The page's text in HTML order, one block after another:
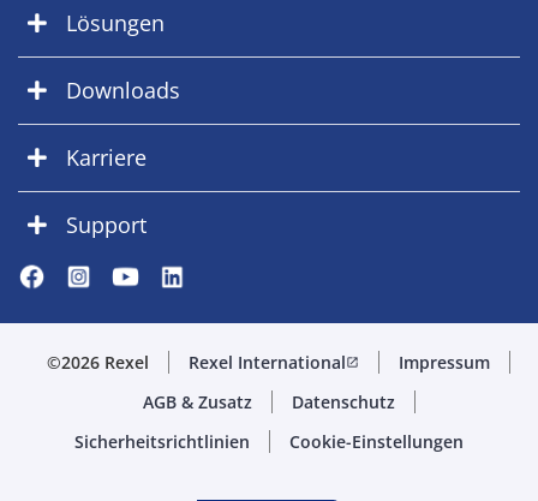
Lösungen
Downloads
Karriere
Support
©2026 Rexel Rexel Internationalopen_in_new
Impressum
AGB & Zusatz
Datenschutz
Sicherheitsrichtlinien
Cookie-Einstellungen